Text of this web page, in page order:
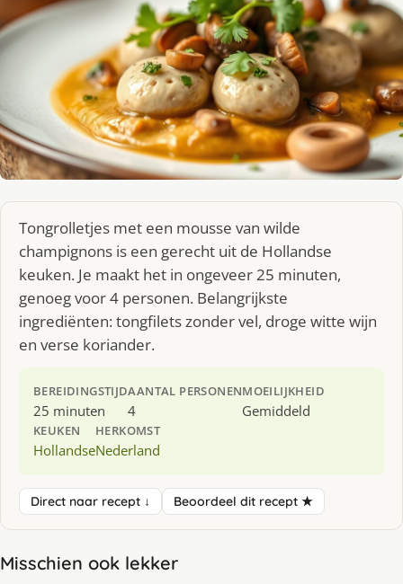
Tongrolletjes met een mousse van wilde
champignons is een gerecht uit de Hollandse
keuken. Je maakt het in ongeveer 25 minuten,
genoeg voor 4 personen. Belangrijkste
ingrediënten: tongfilets zonder vel, droge witte wijn
en verse koriander.
BEREIDINGSTIJD
25 minuten
AANTAL PERSONEN
4
MOEILIJKHEID
Gemiddeld
KEUKEN
Hollandse
HERKOMST
Nederland
Direct naar recept ↓ Beoordeel dit recept ★
Misschien ook lekker